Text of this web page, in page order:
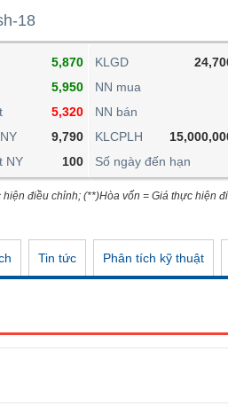
18
5,870
5,950
5,320
9,790
NY
100
KLGD
NN mua
NN bán
KLCPLH
Số ngày đến hạn
điều chỉnh; (**)Hòa vốn = Giá thực hiện
Tin tức Phân tích kỹ thuật